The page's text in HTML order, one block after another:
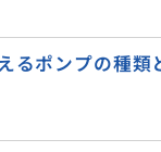
るポンプの種類